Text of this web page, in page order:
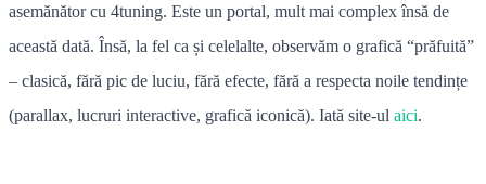
asemănător cu 4tuning. Este un portal, mult mai complex însă de
această dată. Însă, la fel ca și celelalte, observăm o grafică “prăfuită”
– clasică, fără pic de luciu, fără efecte, fără a respecta noile tendințe
(parallax, lucruri interactive, grafică iconică). Iată site-ul aici.